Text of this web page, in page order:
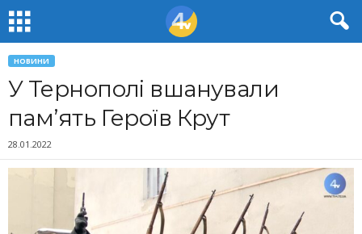
НОВИНИ
У Тернополі вшанували
пам’ять Героїв Крут
28.01.2022